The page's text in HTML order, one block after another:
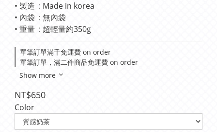
• 製造  : Made in korea
• 內袋  : 無內袋
• 重量  : 超輕量約350g
單筆訂單滿千免運費 on order
單筆訂單，滿二件商品免運費 on order
Show more
NT$650
Color